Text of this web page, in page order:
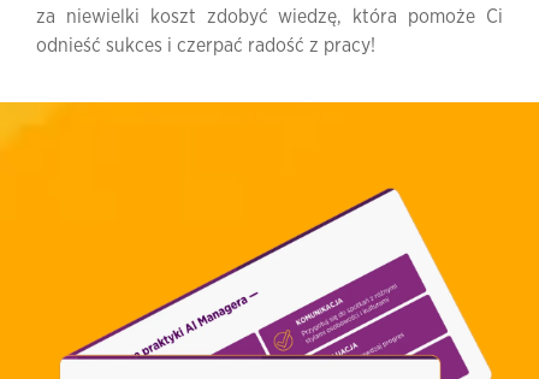
za niewielki koszt zdobyć wiedzę, która pomoże Ci
odnieść sukces i czerpać radość z pracy!